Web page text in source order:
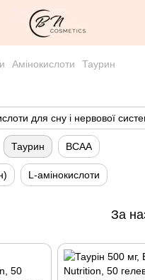
Амінокислоти Таурин
для сну і нервової
Таурин BCAA
L-амінокислоти
За